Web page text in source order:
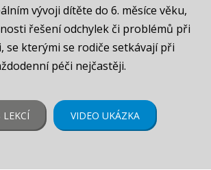
vývoji dítěte do 6. měsíce věku,
řešení odchylek či problémů při
se kterými se rodiče setkávají při
péči nejčastěji.
LEKCÍ VIDEO UKÁZKA